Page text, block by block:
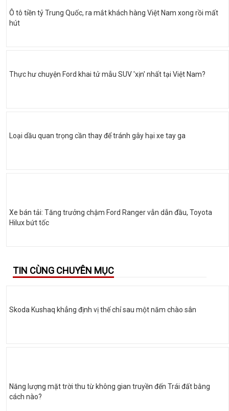
Ô tô tiền tỷ Trung Quốc, ra mắt khách hàng Việt Nam xong rồi mất
hút
Thực hư chuyện Ford khai tử mẫu SUV 'xịn' nhất tại Việt Nam?
Loại dầu quan trọng cần thay để tránh gây hại xe tay ga
Xe bán tải: Tăng trưởng chậm Ford Ranger vẫn dẫn đầu, Toyota
Hilux bứt tốc
TIN CÙNG CHUYÊN MỤC
Skoda Kushaq khẳng định vị thế chỉ sau một năm chào sân
Năng lượng mặt trời thu từ không gian truyền đến Trái đất bằng
cách nào?